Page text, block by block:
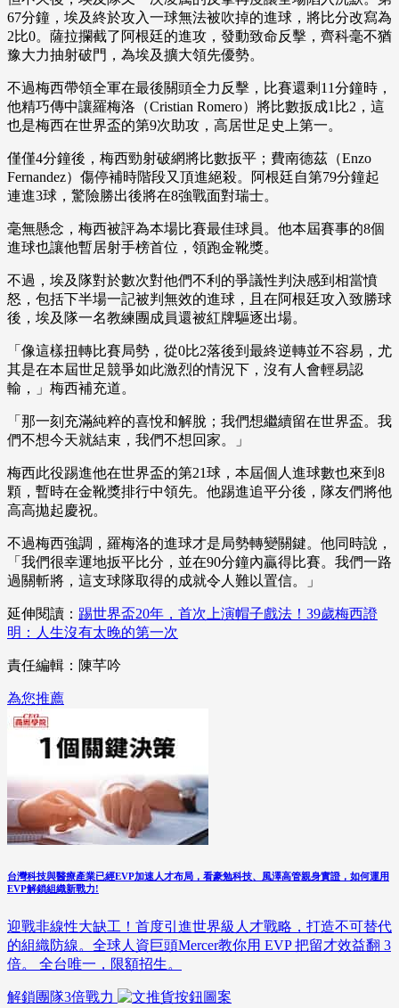
67分鐘，埃及終於攻入一球無法被吹掉的進球，將比分改寫為
2比0。薩拉攔截了阿根廷的進攻，發動致命反擊，齊科毫不猶
豫大力抽射破門，為埃及擴大領先優勢。
不過梅西帶領全軍在最後關頭全力反擊，比賽還剩11分鐘時，
他精巧傳中讓羅梅洛（Cristian Romero）將比數扳成1比2，這
也是梅西在世界盃的第9次助攻，高居世足史上第一。
僅僅4分鐘後，梅西勁射破網將比數扳平；費南德茲（Enzo
Fernandez）傷停補時階段又頂進絕殺。阿根廷自第79分鐘起
連進3球，驚險勝出後將在8強戰面對瑞士。
毫無懸念，梅西被評為本場比賽最佳球員。他本屆賽事的8個
進球也讓他暫居射手榜首位，領跑金靴獎。
不過，埃及隊對於數次對他們不利的爭議性判決感到相當憤
怒，包括下半場一記被判無效的進球，且在阿根廷攻入致勝球
後，埃及隊一名教練團成員還被紅牌驅逐出場。
「像這樣扭轉比賽局勢，從0比2落後到最終逆轉並不容易，尤
其是在本屆世足競爭如此激烈的情況下，沒有人會輕易認
輸，」梅西補充道。
「那一刻充滿純粹的喜悅和解脫；我們想繼續留在世界盃。我
們不想今天就結束，我們不想回家。」
梅西此役踢進他在世界盃的第21球，本屆個人進球數也來到8
顆，暫時在金靴獎排行中領先。他踢進追平分後，隊友們將他
高高拋起慶祝。
不過梅西強調，羅梅洛的進球才是局勢轉變關鍵。他同時說，
「我們很幸運地扳平比分，並在90分鐘內贏得比賽。我們一路
過關斬將，這支球隊取得的成就令人難以置信。」
延伸閱讀： 踢世界盃20年，首次上演帽子戲法！39歲梅西證
明：人生沒有太晚的第一次
責任編輯：陳芊吟
為您推薦
台灣科技與醫療產業已經EVP加速人才布局，看豪勉科技、風澤高管親身實證，如何運用
EVP解鎖組織新戰力!
迎戰非線性大缺工！首度引進世界級人才戰略，打造不可替代
的組織防線。全球人資巨頭Mercer教你用 EVP 把留才效益翻 3
倍。 全台唯一，限額招生。
解鎖團隊3倍戰力